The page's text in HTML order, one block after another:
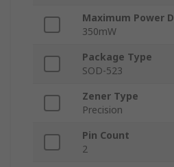
Maximum Power
350mW
Package Type
SOD-523
Zener Type
Precision
Pin Count
2